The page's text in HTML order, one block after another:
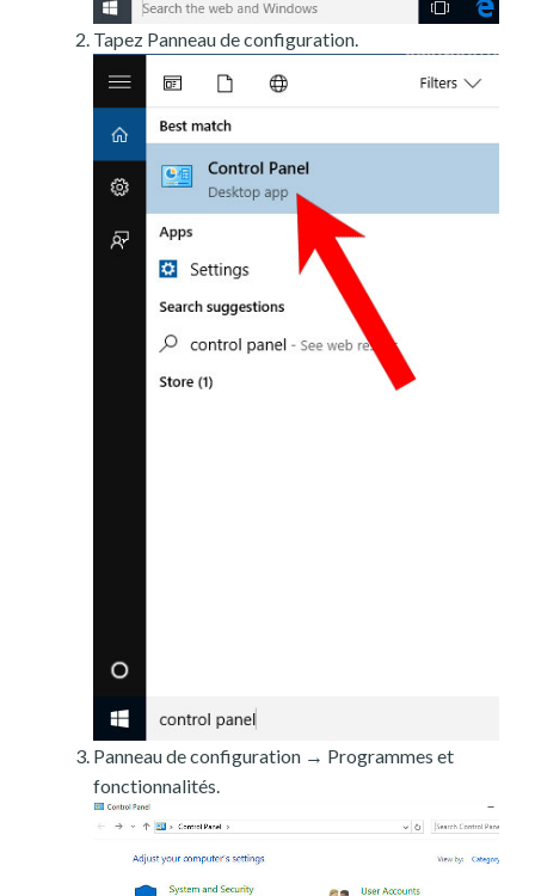
Tapez Panneau de configuration.
Panneau de configuration → Programmes et
fonctionnalités.